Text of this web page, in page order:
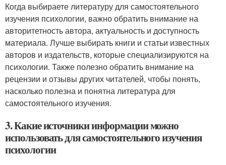
Когда выбираете литературу для самостоятельного
изучения психологии, важно обратить внимание на
авторитетность автора, актуальность и доступность
материала. Лучше выбирать книги и статьи известных
авторов и издательств, которые специализируются на
психологии. Также полезно обратить внимание на
рецензии и отзывы других читателей, чтобы понять,
насколько полезна и понятна литература для
самостоятельного изучения.
3. Какие источники информации можно
использовать для самостоятельного изучения
психологии